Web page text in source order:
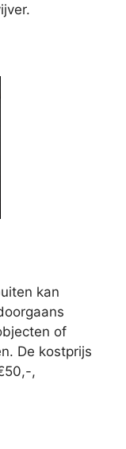
kan
of
De kostprijs
,